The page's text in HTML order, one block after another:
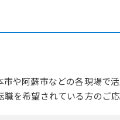
や阿蘇市などの各現場で
を希望されている方のご応